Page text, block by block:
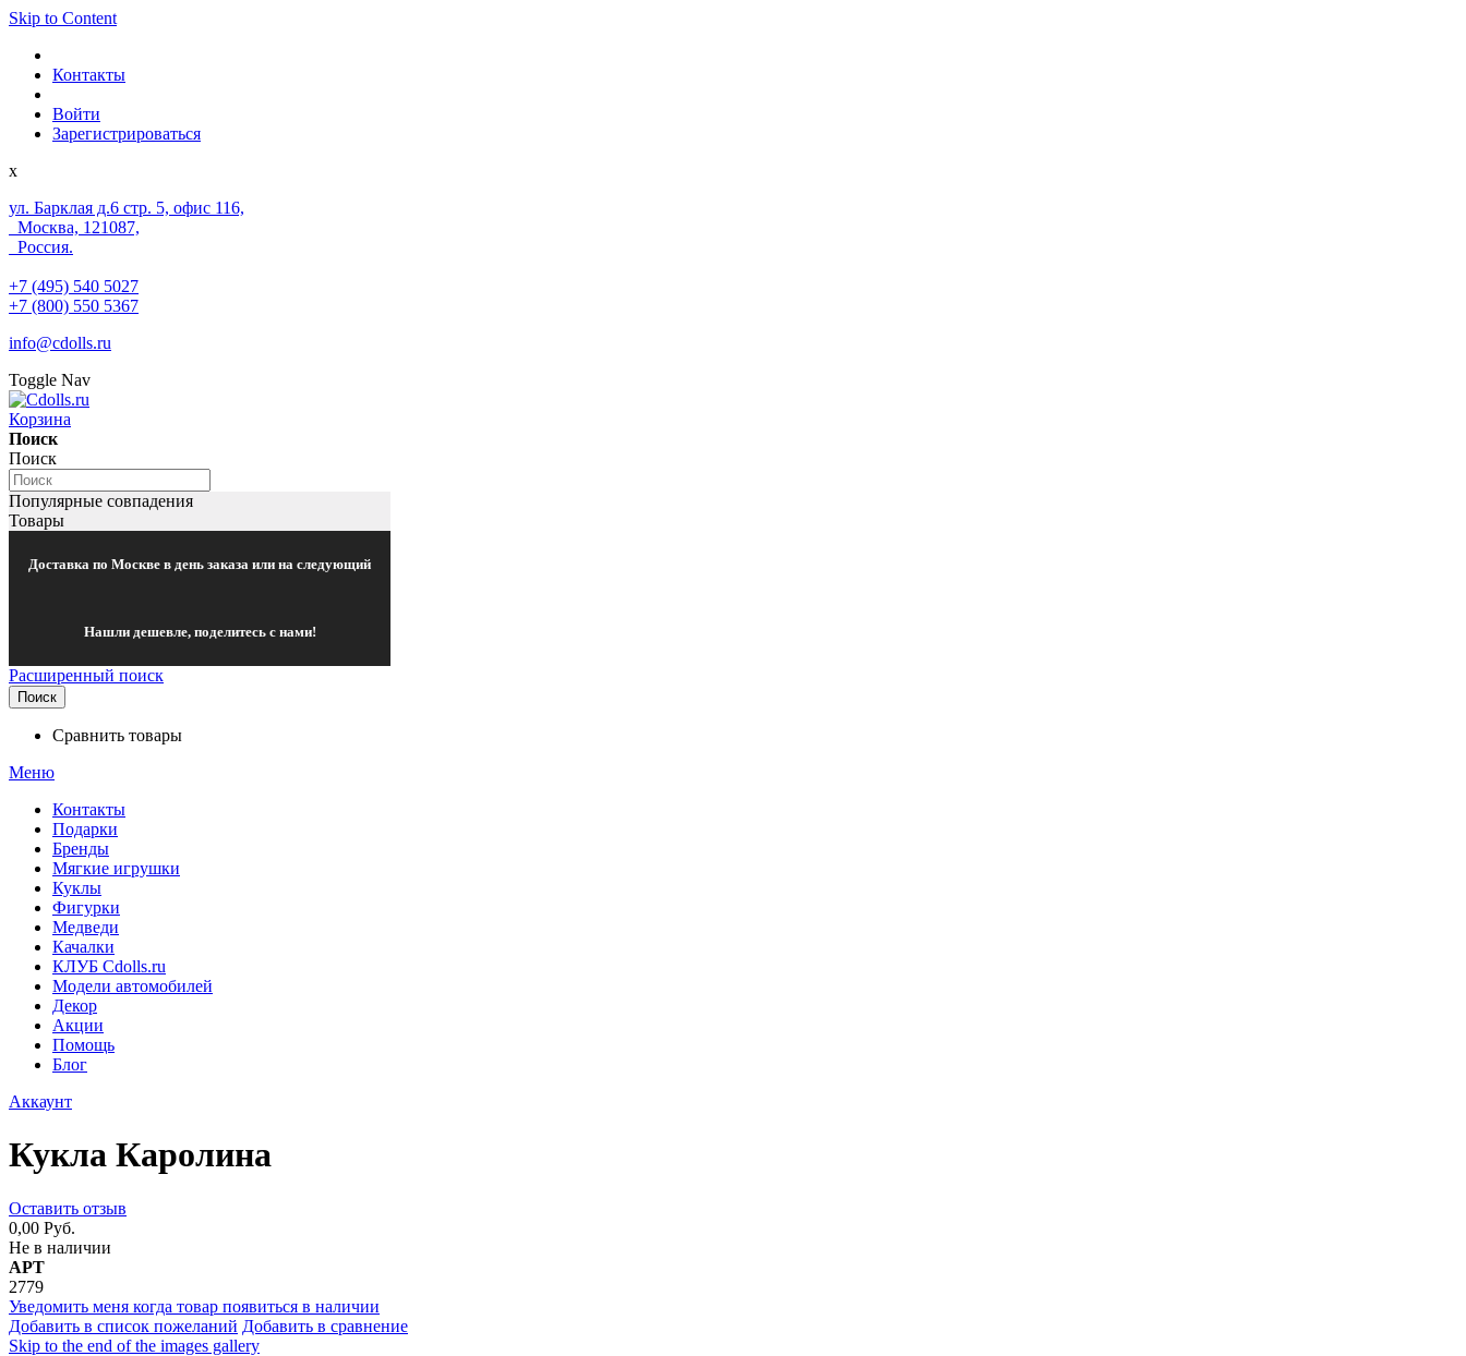
Skip to Content
Контакты
Войти
Зарегистрироваться
x
ул. Барклая д.6 стр. 5, офис 116,
Москва, 121087,
Россия.
+7 (495) 540 5027
+7 (800) 550 5367
info@cdolls.ru
Toggle Nav
Корзина
Поиск
Поиск
Популярные совпадения
Товары
Доставка по Москве в день заказа или на следующий
Нашли дешевле, поделитесь с нами!
Расширенный поиск
Поиск
Сравнить товары
Меню
Контакты
Подарки
Бренды
Мягкие игрушки
Куклы
Фигурки
Медведи
Качалки
КЛУБ Cdolls.ru
Модели автомобилей
Декор
Акции
Помощь
Блог
Аккаунт
Кукла Каролина
Оставить отзыв
0,00 Руб.
Не в наличии
АРТ
2779
Уведомить меня когда товар появиться в наличии
Добавить в список пожеланий Добавить в сравнение
Skip to the end of the images gallery